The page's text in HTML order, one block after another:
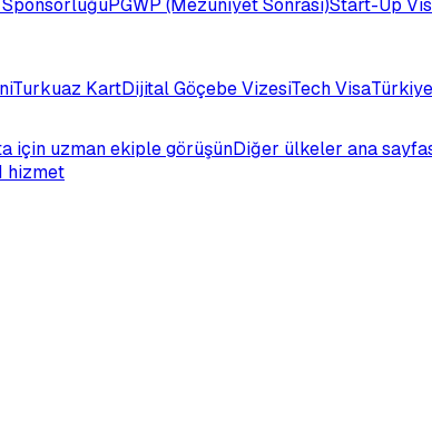
PGWP (Mezuniyet Sonrası)Start-Up
Turkuaz KartDijital Göçebe VizesiTech Visa
için uzman ekiple görüşünDiğer ülkeler ana
hizmet